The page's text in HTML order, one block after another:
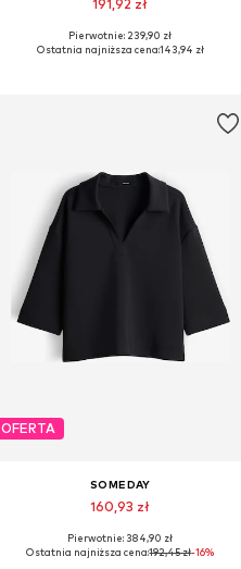
191,92 zł
Dostępne rozmiary: S, M, L, XL
Pierwotnie: 239,90 zł
Ostatnia najniższa cena:143,94 zł
OFERTA
SOMEDAY
160,93 zł
Dostępne rozmiary: S, M, L, XL
Pierwotnie: 384,90 zł
Ostatnia najniższa cena:192,45 zł-16%